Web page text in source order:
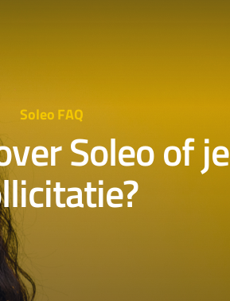
Soleo FAQ
Soleo of je